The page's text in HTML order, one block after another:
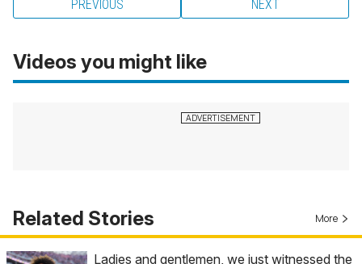
PREVIOUS NEXT
Videos you might like
Related Stories More
Ladies and gentlemen, we just witnessed the